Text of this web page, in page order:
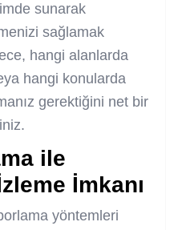
sunarak
sağlamak
hangi alanlarda
hangi konularda
gerektiğini net bir
ile
İmkanı
yöntemleri